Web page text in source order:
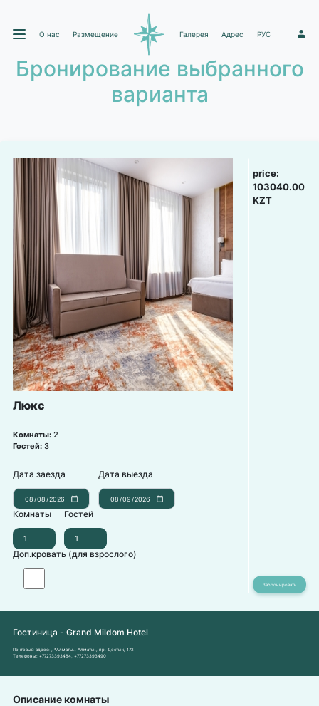
О нас Размещение Галерея Адрес РУС 1
Бронирование выбранного
варианта
Люкс
Комнаты: 2
Гостей: 3
Дата заезда Дата выезда
Комнаты Гостей
Доп.кровать (для взрослого)
price:
103040.00
KZT
Гостиница - Grand Mildom Hotel
Почтовый адрес:
, *Алматы., Алматы., пр. Достык, 172
Телефоны: +77273393484 +77273393490
Описание комнаты